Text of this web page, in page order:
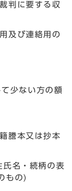
判に要する収
及び連絡用の
少ない方の額
謄本又は抄本
氏名・続柄の表
もの)